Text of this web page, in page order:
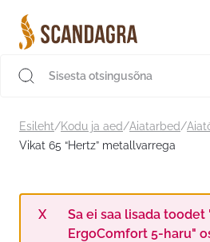
sisu
juurde
Esileht/Kodu ja aed/Aiatarbed/
Vikat 65 “Hertz” metallvarrega
Sa ei saa lisada
ErgoComfort 5-haru"